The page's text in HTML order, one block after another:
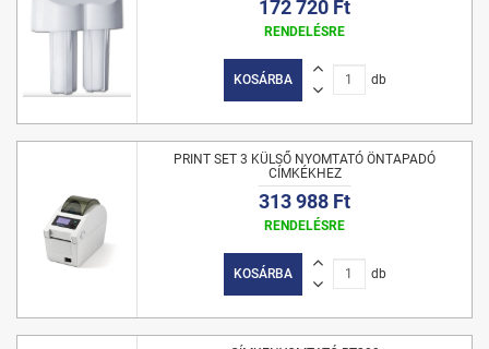
172 720 Ft
RENDELÉSRE
KOSÁRBA db
PRINT SET 3 KÜLSŐ NYOMTATÓ ÖNTAPADÓ
CÍMKÉKHEZ
313 988 Ft
RENDELÉSRE
KOSÁRBA db